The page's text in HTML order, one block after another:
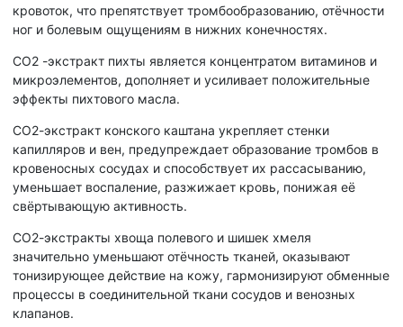
кровоток, что препятствует тромбообразованию, отёчности
ног и болевым ощущениям в нижних конечностях.
СО2 -экстракт пихты является концентратом витаминов и
микроэлементов, дополняет и усиливает положительные
эффекты пихтового масла.
СО2-экстракт конского каштана укрепляет стенки
капилляров и вен, предупреждает образование тромбов в
кровеносных сосудах и способствует их рассасыванию,
уменьшает воспаление, разжижает кровь, понижая её
свёртывающую активность.
СО2-экстракты хвоща полевого и шишек хмеля
значительно уменьшают отёчность тканей, оказывают
тонизирующее действие на кожу, гармонизируют обменные
процессы в соединительной ткани сосудов и венозных
клапанов.